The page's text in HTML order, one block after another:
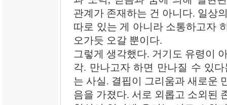
관계가 존재하는 건 아니다. 일상
따로 있는 게 아니라 소통하고자
오가듯 오갈 뿐이다.
그렇게 생각했다. 거기도 유령이
각. 만나고자 하면 만나질 수 있
는 사실. 결핍이 그리움과 새로운
음을 가졌다. 서로 외롭고 소외된